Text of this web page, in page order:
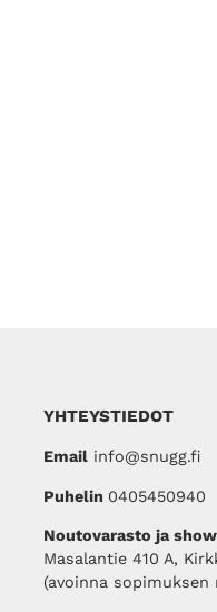
YHTEYSTIEDOT
Emailinfo@snugg.fi
Puhelin 0405450940
Noutovarasto ja
Masalantie 410 A,
(avoinna sopimuksen